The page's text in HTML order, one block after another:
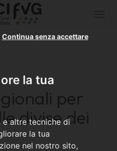
la tua
e altre tecniche di
la tua
nel nostro sito,
Continua senza accettare
per
divise dei